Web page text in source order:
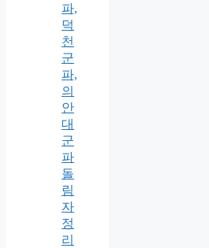
파,
덕
천
군
파,
의
안
대
군
파
돌
림
자
정
리